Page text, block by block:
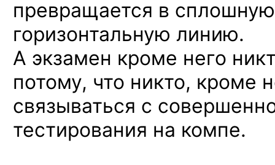
превращается в
горизонтальную линию.
А экзамен кроме него
потому, что никто, кроме
связываться с
тестирования на компе.